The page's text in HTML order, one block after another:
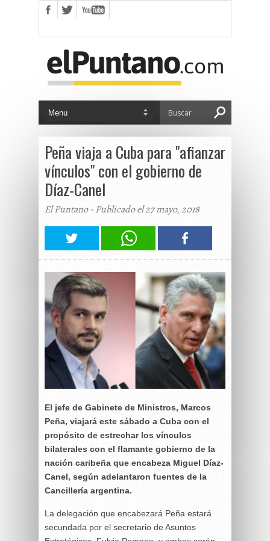
Peña viaja a Cuba para "afianzar
vínculos" con el gobierno de
Díaz-Canel
El Puntano - Publicado el 27 mayo, 2018
El jefe de Gabinete de Ministros, Marcos
Peña, viajará este sábado a Cuba con el
propósito de estrechar los vínculos
bilaterales con el flamante gobierno de la
nación caribeña que encabeza Miguel Díaz-
Canel, según adelantaron fuentes de la
Cancillería argentina.
La delegación que encabezará Peña estará
secundada por el secretario de Asuntos